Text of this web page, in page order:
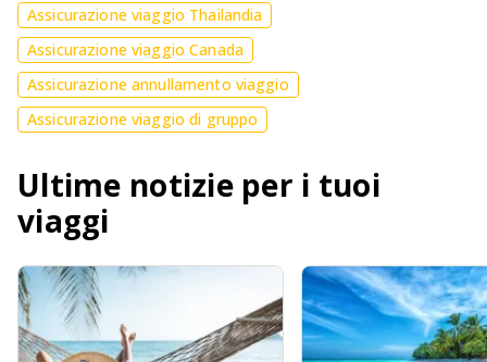
Assicurazione viaggio Thailandia
Assicurazione viaggio Canada
Assicurazione annullamento viaggio
Assicurazione viaggio di gruppo
Ultime notizie per i tuoi
viaggi